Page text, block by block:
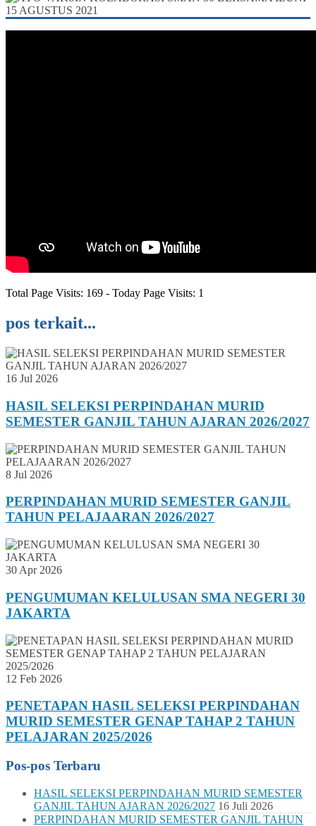
Total Page Visits: 169 - Today Page Visits: 1
pos terkait...
16 Jul 2026
HASIL SELEKSI PERPINDAHAN MURID
SEMESTER GANJIL TAHUN AJARAN 2026/2027
8 Jul 2026
PERPINDAHAN MURID SEMESTER GANJIL
TAHUN PELAJAARAN 2026/2027
30 Apr 2026
PENGUMUMAN KELULUSAN SMA NEGERI 30
JAKARTA
12 Feb 2026
PENETAPAN HASIL SELEKSI PERPINDAHAN
MURID SEMESTER GENAP TAHAP 2 TAHUN
PELAJARAN 2025/2026
Pos-pos Terbaru
HASIL SELEKSI PERPINDAHAN MURID SEMESTER
GANJIL TAHUN AJARAN 2026/2027 16 Juli 2026
PERPINDAHAN MURID SEMESTER GANJIL TAHUN